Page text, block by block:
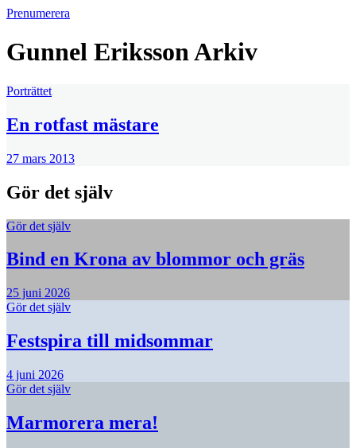
Prenumerera
Gunnel ErikssonArkiv
Porträttet
En rotfast mästare
27 mars 2013
Gör det själv
Gör det själv
Bind en Krona av blommor och gräs
25 juni 2026
Gör det själv
Festspira till midsommar
4 juni 2026
Gör det själv
Marmorera mera!